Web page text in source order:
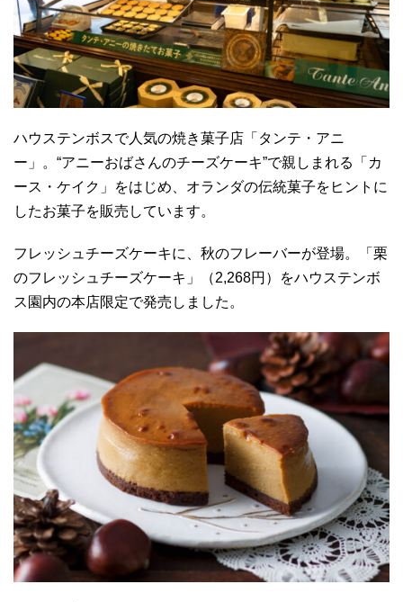
ハウステンボスで人気の焼き菓子店「タンテ・アニ
ー」。“アニーおばさんのチーズケーキ”で親しまれる「カ
ース・ケイク」をはじめ、オランダの伝統菓子をヒントに
したお菓子を販売しています。
フレッシュチーズケーキに、秋のフレーバーが登場。「栗
のフレッシュチーズケーキ」（2,268円）をハウステンボ
ス園内の本店限定で発売しました。